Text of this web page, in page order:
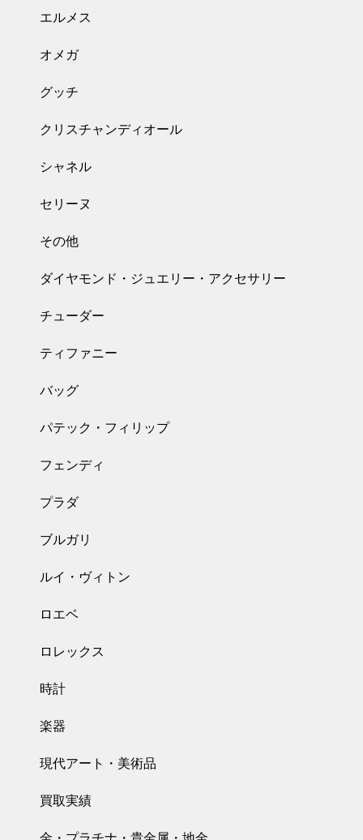
エルメス
オメガ
グッチ
クリスチャンディオール
シャネル
セリーヌ
その他
ダイヤモンド・ジュエリー・アクセサリー
チューダー
ティファニー
バッグ
パテック・フィリップ
フェンディ
プラダ
ブルガリ
ルイ・ヴィトン
ロエベ
ロレックス
時計
楽器
現代アート・美術品
買取実績